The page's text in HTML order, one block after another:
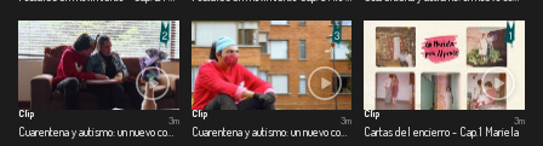
Clip
Cuarentena y autismo: un nuevo comienzo - Cap. 2 Me divierto en casa
3m
Clip
Cuarentena y autismo: un nuevo comienzo - Cap. 3 Salgo o me asfixio
3m
Clip
Cartas del encierro - Cap.1 Mariela
3m